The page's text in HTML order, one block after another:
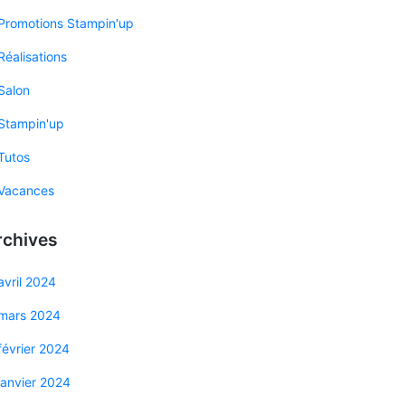
Stampin'up
2024
2024
2024
2024